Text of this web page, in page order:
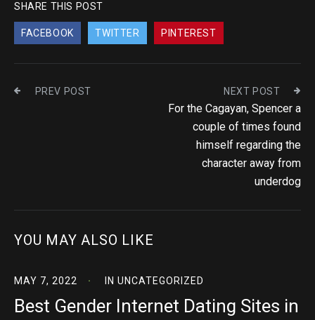
SHARE THIS POST
FACEBOOK TWITTER PINTEREST
PREV POST NEXT POST
For the Cagayan, Spencer a
couple of times found
himself regarding the
character away from
underdog
YOU MAY ALSO LIKE
MAY 7, 2022 IN UNCATEGORIZED
Best Gender Internet Dating Sites in